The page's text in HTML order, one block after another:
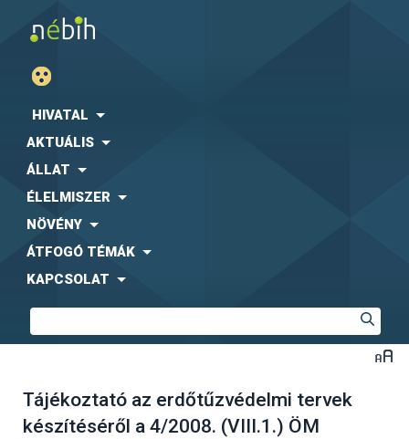
HIVATAL
AKTUÁLIS
ÁLLAT
ÉLELMISZER
NÖVÉNY
ÁTFOGÓ TÉMÁK
KAPCSOLAT
Tájékoztató az erdőtűzvédelmi tervek
készítéséről a 4/2008. (VIII.1.) ÖM